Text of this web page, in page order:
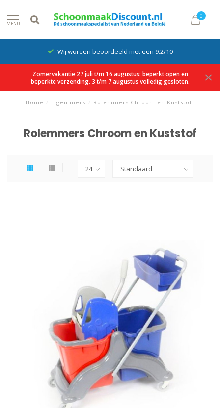
MENU
0
Wij worden beoordeeld met een 9.2/10
Zomervakantie 27 juli t/m 16 augustus: beperkt open en
beperkte verzending. 3 t/m 7 augustus volledig gesloten.
Home / Eigen merk / Rolemmers Chroom en Kuststof
Rolemmers Chroom en Kuststof